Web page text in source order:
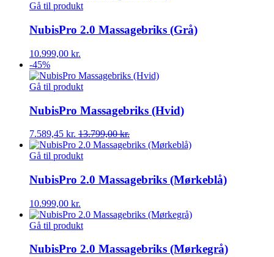
Gå til produkt
NubisPro 2.0 Massagebriks (Grå)
10.999,00 kr.
-45%
Gå til produkt
NubisPro Massagebriks (Hvid)
7.589,45 kr. 13.799,00kr.
Gå til produkt
NubisPro 2.0 Massagebriks (Mørkeblå)
10.999,00 kr.
Gå til produkt
NubisPro 2.0 Massagebriks (Mørkegrå)